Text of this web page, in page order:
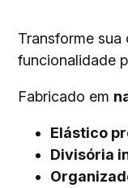
Transforme
funcionalidade
Fabricado em
Elástico
Divisória